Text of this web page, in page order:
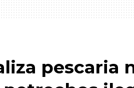
pescaria